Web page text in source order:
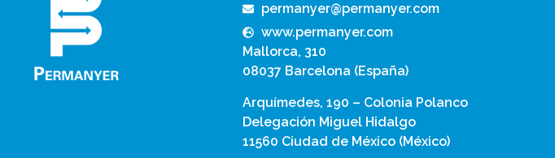
permanyer@permanyer.com
www.permanyer.com
Mallorca, 310
08037 Barcelona (España)
Arquímedes, 190 – Colonia Polanco
Delegación Miguel Hidalgo
11560 Ciudad de México (México)